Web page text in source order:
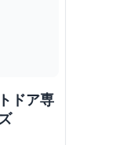
ドア専